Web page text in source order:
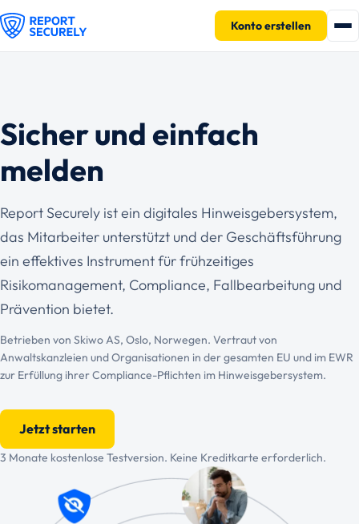
Konto erstellen
Sicher und einfach
melden
Report Securely ist ein digitales Hinweisgebersystem,
das Mitarbeiter unterstützt und der Geschäftsführung
ein effektives Instrument für frühzeitiges
Risikomanagement, Compliance, Fallbearbeitung und
Prävention bietet.
Betrieben von Skiwo AS, Oslo, Norwegen. Vertraut von
Anwaltskanzleien und Organisationen in der gesamten EU und im EWR
zur Erfüllung ihrer Compliance-Pflichten im Hinweisgebersystem.
Jetzt starten
3 Monate kostenlose Testversion. Keine Kreditkarte erforderlich.